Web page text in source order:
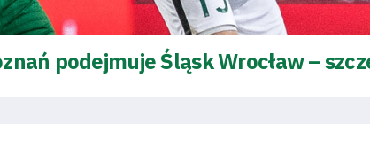
podejmuje Śląsk Wrocław –